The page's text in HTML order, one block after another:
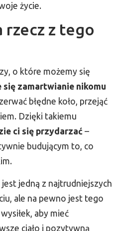
życie.
rzecz z tego
o które możemy się
się zamartwianie nikomu
błędne koło, przejąć
Dzięki takiemu
ci się przydarzać –
budującym to, co
jedną z najtrudniejszych
ale na pewno jest tego
aby mieć
ciało i pozytywną